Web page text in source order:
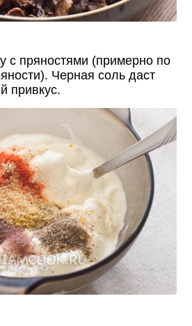
с пряностями (примерно по
Черная соль даст
привкус.